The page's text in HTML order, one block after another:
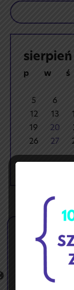
Szukaj
sierpień
p w ś
5
6
12
13
19
20
26
27
🏝️